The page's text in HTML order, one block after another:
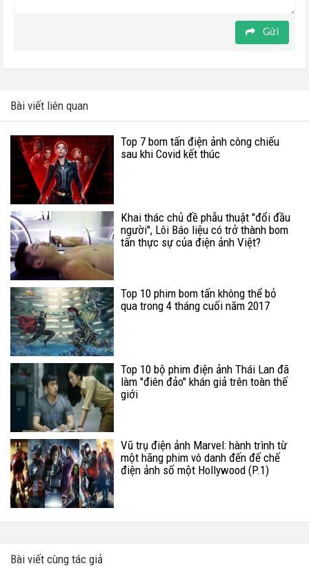
Gửi
Bài viết liên quan
Top 7 bom tấn điện ảnh công chiếu
sau khi Covid kết thúc
Khai thác chủ đề phẫu thuật "đổi đầu
người", Lôi Báo liệu có trở thành bom
tấn thực sự của điện ảnh Việt?
Top 10 phim bom tấn không thể bỏ
qua trong 4 tháng cuối năm 2017
Top 10 bộ phim điện ảnh Thái Lan đã
làm "điên đảo" khán giả trên toàn thế
giới
Vũ trụ điện ảnh Marvel: hành trình từ
một hãng phim vô danh đến đế chế
điện ảnh số một Hollywood (P.1)
Bài viết cùng tác giả